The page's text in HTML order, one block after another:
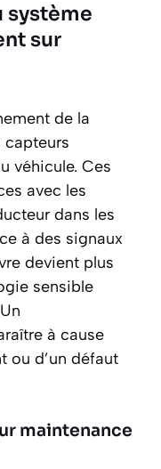
système
sur
de la
capteurs
véhicule. Ces
avec les
dans les
à des signaux
devient plus
sensible
à cause
ou d’un défaut
maintenance